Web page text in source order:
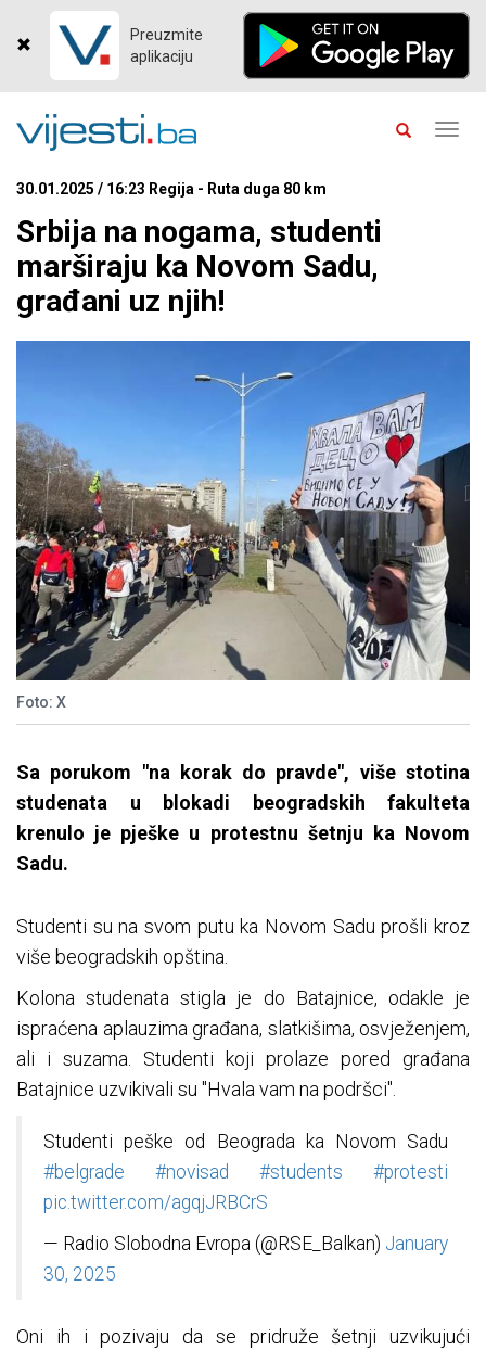
Preuzmite
aplikaciju
30.01.2025 / 16:23 Regija - Ruta duga 80 km
Srbija na nogama, studenti
marširaju ka Novom Sadu,
građani uz njih!
Foto: X
Sa porukom "na korak do pravde", više stotina
studenata u blokadi beogradskih fakulteta
krenulo je pješke u protestnu šetnju ka Novom
Sadu.
Studenti su na svom putu ka Novom Sadu prošli kroz
više beogradskih opština.
Kolona studenata stigla je do Batajnice, odakle je
ispraćena aplauzima građana, slatkišima, osvježenjem,
ali i suzama. Studenti koji prolaze pored građana
Batajnice uzvikivali su "Hvala vam na podršci".
Studenti peške od Beograda ka Novom Sadu
#belgrade
#novisad #students
#protesti
pic.twitter.com/agqjJRBCrS
— Radio Slobodna Evropa (@RSE_Balkan) January
30, 2025
Oni ih i pozivaju da se pridruže šetnji uzvikujući